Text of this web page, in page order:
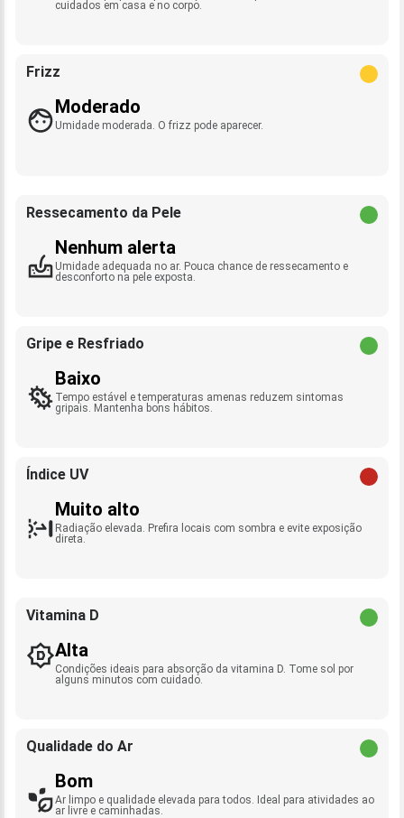
cuidados em casa e no corpo.
Frizz
Moderado
Umidade moderada. O frizz pode aparecer.
Ressecamento da Pele
Nenhum alerta
Umidade adequada no ar. Pouca chance de ressecamento e
desconforto na pele exposta.
Gripe e Resfriado
Baixo
Tempo estável e temperaturas amenas reduzem sintomas
gripais. Mantenha bons hábitos.
Índice UV
Muito alto
Radiação elevada. Prefira locais com sombra e evite exposição
direta.
Vitamina D
Alta
Condições ideais para absorção da vitamina D. Tome sol por
alguns minutos com cuidado.
Qualidade do Ar
Bom
Ar limpo e qualidade elevada para todos. Ideal para atividades ao
ar livre e caminhadas.